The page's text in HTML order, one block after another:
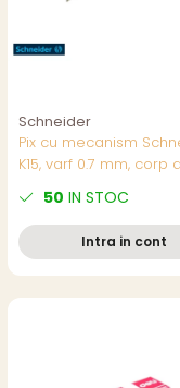
Schneider
Pix cu mecanism
K15, varf 0.7 mm, corp
50 IN STOC
Intra in cont